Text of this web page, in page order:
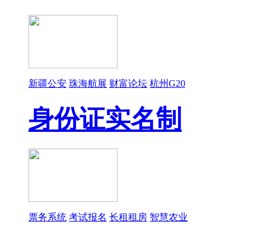
新疆公安 珠海航展 财富论坛 杭州G20
身份证实名制
票务系统 考试报名 长租租房 智慧农业